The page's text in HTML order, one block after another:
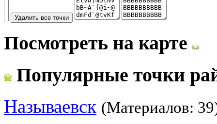
Посмотреть на карте
Популярные точки
Называевск (Материалов: